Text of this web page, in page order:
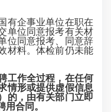
企事业单位在职在
单位同意报考有关材
位同意报考、同意辞
材料。体检前仍未能
工作全过程，在任何
情形或提供虚假信息
的，由有关部门立即
合同。